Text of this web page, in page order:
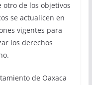
otro de los objetivos
se actualicen en
vigentes para
los derechos
de Oaxaca